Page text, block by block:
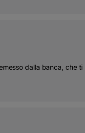
dalla banca, che ti